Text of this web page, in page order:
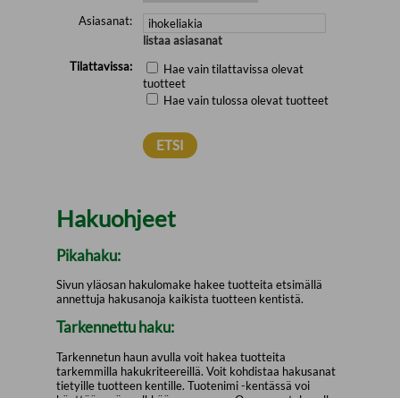
Asiasanat:
listaa asiasanat
Tilattavissa:
Hae vain tilattavissa olevat
tuotteet
Hae vain tulossa olevat tuotteet
Hakuohjeet
Pikahaku:
Sivun yläosan hakulomake hakee tuotteita etsimällä
annettuja hakusanoja kaikista tuotteen kentistä.
Tarkennettu haku:
Tarkennetun haun avulla voit hakea tuotteita
tarkemmilla hakukriteereillä. Voit kohdistaa hakusanat
tietyille tuotteen kentille. Tuotenimi -kentässä voi